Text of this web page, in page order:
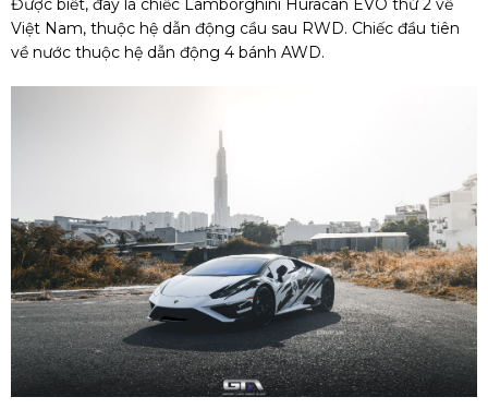
Được biết, đây là chiếc Lamborghini Huracan EVO thứ 2 về
Việt Nam, thuộc hệ dẫn động cầu sau RWD. Chiếc đầu tiên
về nước thuộc hệ dẫn động 4 bánh AWD.